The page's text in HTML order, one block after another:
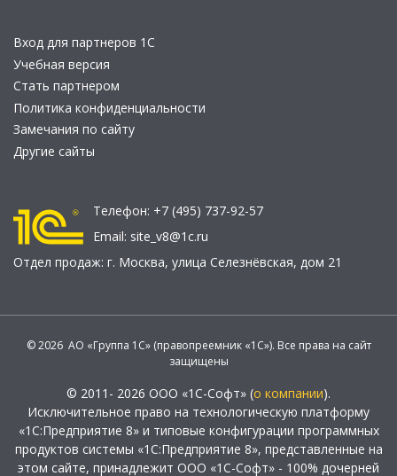
Вход для партнеров 1С
Учебная версия
Стать партнером
Политика конфиденциальности
Замечания по сайту
Другие сайты
Телефон: +7 (495) 737-92-57
Email: site_v8@1c.ru
Отдел продаж: г. Москва, улица Селезнёвская, дом 21
© 2026 АО «Группа 1С» (правопреемник «1С»). Все права на сайт
защищены
© 2011- 2026 ООО «1С-Софт» (о компании).
Исключительное право на технологическую платформу
«1С:Предприятие 8» и типовые конфигурации программных
продуктов системы «1С:Предприятие 8», представленные на
этом сайте, принадлежит ООО «1С-Софт» - 100% дочерней